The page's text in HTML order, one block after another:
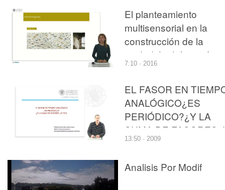
El planteamiento
multisensorial en la
construcción de la
ciudad. Lo háptico
a lo óptico en Juhani
7:10 · 2016
EL FASOR EN
ANALÓGICO¿ES
PERIÓDICO?¿Y LA
SUMA DE FASORES,
ES?
13:50 · 2009
Analisis Por Modif